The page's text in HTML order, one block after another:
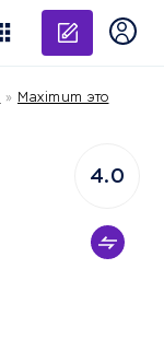
» Maximum это
4.0